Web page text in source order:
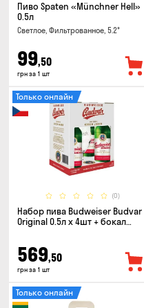
Пиво Spaten «Münchner Hell»
0.5л
Светлое, Фильтрованное, 5.2°
99,50
грн за 1 шт
(0)
Только онлайн
Набор пива Budweiser Budvar
Original 0.5л х 4шт + бокал
569,50
грн за 1 шт
Только онлайн